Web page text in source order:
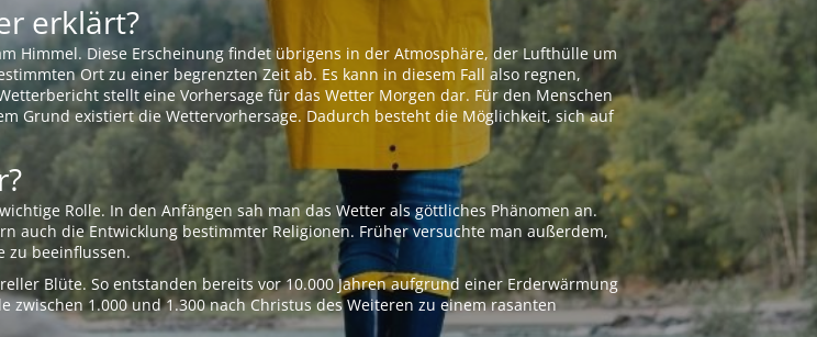
erklärt?
Himmel. Diese Erscheinung findet übrigens in der Atmosphäre, der Lufthülle um
Ort zu einer begrenzten Zeit ab. Es kann in diesem Fall also regnen,
stellt eine Vorhersage für das Wetter Morgen dar. Für den Menschen
Grund existiert die Wettervorhersage. Dadurch besteht die Möglichkeit, sich auf
Rolle. In den Anfängen sah man das Wetter als göttliches Phänomen an.
auch die Entwicklung bestimmter Religionen. Früher versuchte man außerdem,
zu beeinflussen.
Blüte. So entstanden bereits vor 10.000 Jahren aufgrund einer Erderwärmung
1.000 und 1.300 nach Christus des Weiteren zu einem rasanten